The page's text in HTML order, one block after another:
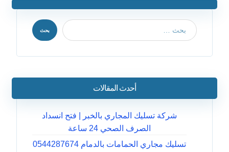
بحث
أحدث المقالات
شركة تسليك المجاري بالخبر | فتح انسداد
الصرف الصحي 24 ساعة
تسليك مجاري الحمامات بالدمام 0544287674